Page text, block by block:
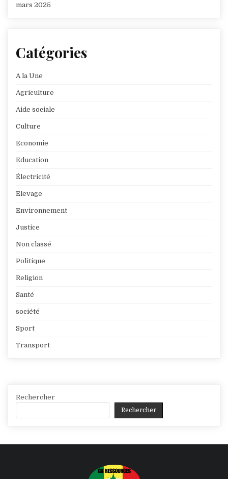
mars 2025
Catégories
A la Une
Agriculture
Aide sociale
Culture
Economie
Education
Électricité
Elevage
Environnement
Justice
Non classé
Politique
Religion
Santé
société
Sport
Transport
Rechercher
Rechercher